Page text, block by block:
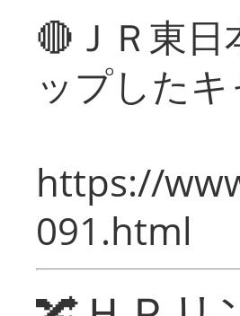
🔴ＪＲ東
ップした
https://
091.html